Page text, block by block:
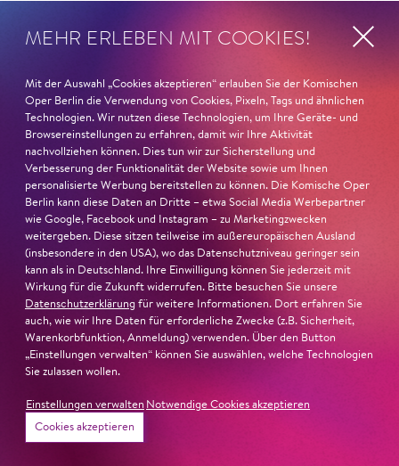
22. Juni 2026
Paradies und Abgrund
frühen Abschied im französischem Chorkonzert
Chor
MEHR ERLEBEN MIT COOKIES!
Mit der Auswahl „Cookies akzeptieren“ erlauben Sie der Komischen
Oper Berlin die Verwendung von Cookies, Pixeln, Tags und ähnlichen
Technologien. Wir nutzen diese Technologien, um Ihre Geräte- und
Browsereinstellungen zu erfahren, damit wir Ihre Aktivität
nachvollziehen können. Dies tun wir zur Sicherstellung und
Verbesserung der Funktionalität der Website sowie um Ihnen
personalisierte Werbung bereitstellen zu können. Die Komische Oper
Berlin kann diese Daten an Dritte – etwa Social Media Werbepartner
wie Google, Facebook und Instagram – zu Marketingzwecken
weitergeben. Diese sitzen teilweise im außereuropäischen Ausland
(insbesondere in den USA), wo das Datenschutzniveau geringer sein
kann als in Deutschland. Ihre Einwilligung können Sie jederzeit mit
Wirkung für die Zukunft widerrufen. Bitte besuchen Sie unsere
Datenschutzerklärung für weitere Informationen. Dort erfahren Sie
auch, wie wir Ihre Daten für erforderliche Zwecke (z.B. Sicherheit,
Warenkorbfunktion, Anmeldung) verwenden. Über den Button
„Einstellungen verwalten“ können Sie auswählen, welche Technologien
Sie zulassen wollen.
Einstellungen verwalten Notwendige Cookies akzeptieren
Cookies akzeptieren